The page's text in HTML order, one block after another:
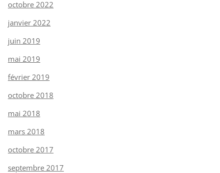
octobre 2022
janvier 2022
juin 2019
mai 2019
février 2019
octobre 2018
mai 2018
mars 2018
octobre 2017
septembre 2017